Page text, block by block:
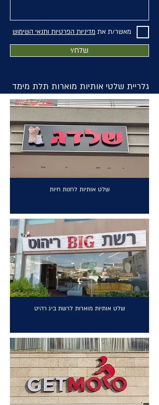
מאשר/ת את מדיניות הפרטיות ותנאי השימוש
שלח/י
גלריית שלטי אותיות מוארות תלת מימד
שלט אותיות לחנות חיות
שלט אותיות מוארות לרשת ביג רהיט